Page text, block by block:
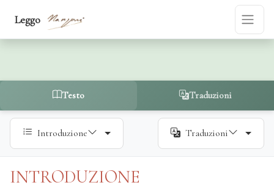
Leggo
Testo Traduzioni
Introduzione Traduzioni
INTRODUZIONE